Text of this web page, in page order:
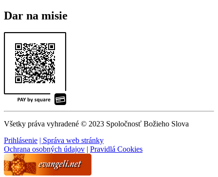
Dar na misie
Všetky práva vyhradené © 2023 Spoločnosť Božieho Slova
Prihlásenie | Správa web stránky
Ochrana osobných údajov | Pravidlá Cookies